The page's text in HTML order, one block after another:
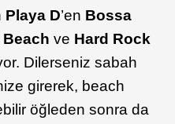
Playa D’en Bossa
ve Hard Rock
Dilerseniz sabah
girerek, beach
öğleden sonra da